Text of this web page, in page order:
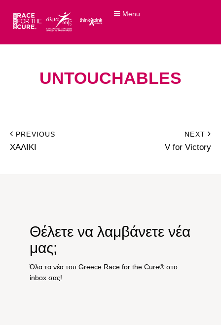
Menu
UNTOUCHABLES
PREVIOUS
ΧΑΛΙΚΙ
NEXT
V for Victory
Θέλετε να λαμβάνετε νέα
μας;
Όλα τα νέα του Greece Race for the Cure® στο
inbox σας!